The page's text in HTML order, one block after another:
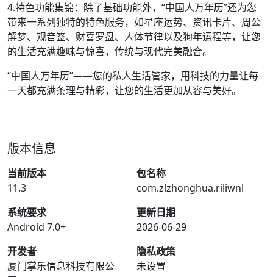
4.特色功能集锦：除了基础功能外，“中国人万年历”还为您
带来一系列独特的特色服务，如星座运势、资讯卡片、周公
解梦、观音签、财喜罗盘、人体节律以及狗年运程等，让您
的生活充满趣味与惊喜，传统与现代完美融合。
“中国人万年历”——您的私人生活管家，用科技的力量让每
一天都充满条理与精彩，让您的生活更加从容与美好。
版本信息
当前版本
11.3
包名称
com.zlzhonghua.riliwnl
系统要求
Android 7.0+
更新日期
2026-06-29
开发者
厦门掌乐信息科技有限公
隐私政策
未设置